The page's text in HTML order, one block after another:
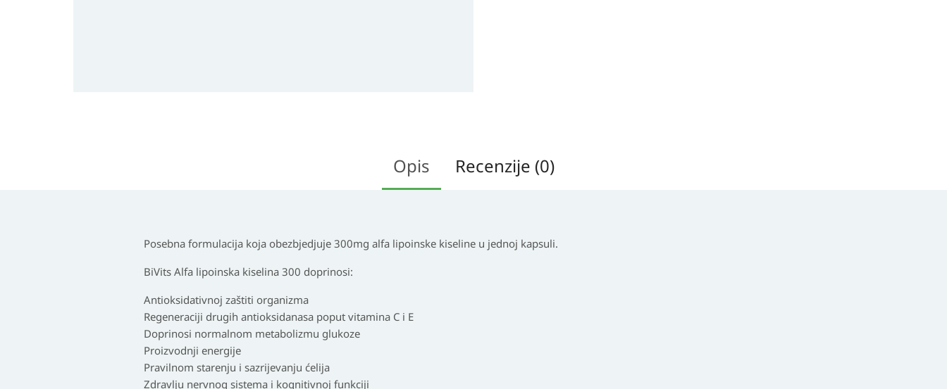
Opis Recenzije (0)
Posebna formulacija koja obezbjedjuje 300mg alfa lipoinske kiseline u jednoj kapsuli.
BiVits Alfa lipoinska kiselina 300 doprinosi:
Antioksidativnoj zaštiti organizma
Regeneraciji drugih antioksidanasa poput vitamina C i E
Doprinosi normalnom metabolizmu glukoze
Proizvodnji energije
Pravilnom starenju i sazrijevanju ćelija
Zdravlju nervnog sistema i kognitivnoj funkciji